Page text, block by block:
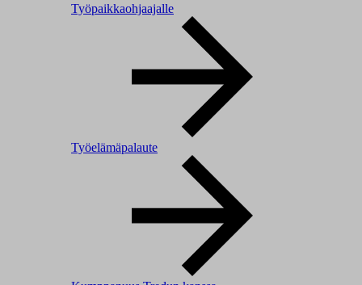
Työpaikkaohjaajalle
Työelämäpalaute